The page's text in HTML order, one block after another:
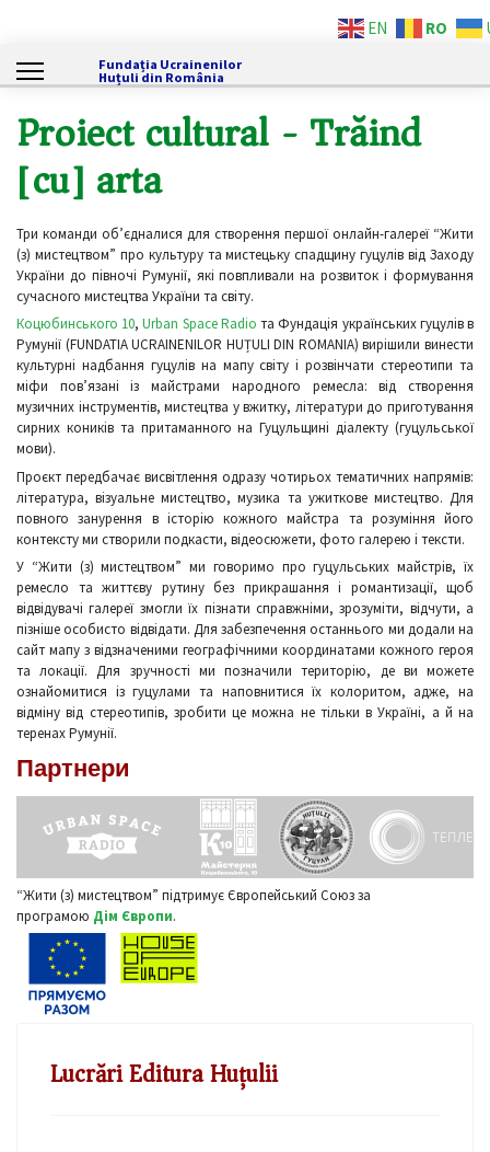
Fundația Ucrainenilor
Huțuli din România
EN RO
Proiect cultural - Trăind
[cu] arta
Три команди об’єдналися для створення першої онлайн-галереї “Жити
(з) мистецтвом” про культуру та мистецьку спадщину гуцулів від Заходу
України до півночі Румунії, які повпливали на розвиток і формування
сучасного мистецтва України та світу.
Коцюбинського 10,Urban Space Radio та Фундація українських гуцулів в
Румунії (FUNDATIA UCRAINENILOR HUȚULI DIN ROMANIA) вирішили винести
культурні надбання гуцулів на мапу світу і розвінчати стереотипи та
міфи пов’язані із майстрами народного ремесла: від створення
музичних інструментів, мистецтва у вжитку, літератури до приготування
сирних коників та притаманного на Гуцульщині діалекту (гуцульської
мови).
Проєкт передбачає висвітлення одразу чотирьох тематичних напрямів:
література, візуальне мистецтво, музика та ужиткове мистецтво. Для
повного занурення в історію кожного майстра та розуміння його
контексту ми створили подкасти, відеосюжети, фото галерею і тексти.
У “Жити (з) мистецтвом” ми говоримо про гуцульських майстрів, їх
ремесло та життєву рутину без прикрашання і романтизації, щоб
відвідувачі галереї змогли їх пізнати справжніми, зрозуміти, відчути, а
пізніше особисто відвідати. Для забезпечення останнього ми додали на
сайт мапу з відзначеними географічними координатами кожного героя
та локації. Для зручності ми позначили територію, де ви можете
ознайомитися із гуцулами та наповнитися їх колоритом, адже, на
відміну від стереотипів, зробити це можна не тільки в Україні, а й на
теренах Румунії.
Партнери
“Жити (з) мистецтвом” підтримує Європейський Союз за
програмою Дім Європи.
Lucrări Editura Huțulii